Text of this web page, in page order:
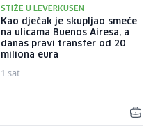
STIŽE U LEVERKUSEN
Kao dječak je skupljao smeće
na ulicama Buenos Airesa, a
danas pravi transfer od 20
miliona eura
1 sat